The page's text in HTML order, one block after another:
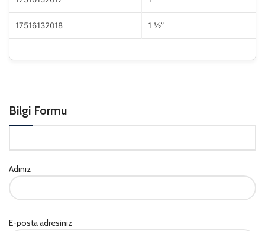
17516132018 1 ½”
Bilgi Formu
Adınız
E-posta adresiniz